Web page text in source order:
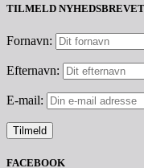
TILMELD NYHEDSBREVET
Fornavn:
Efternavn:
E-mail:
FACEBOOK